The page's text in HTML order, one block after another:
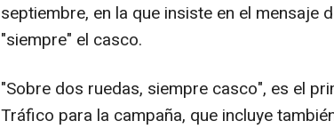
septiembre, en la que insiste en el mensaje
"siempre" el casco.
"Sobre dos ruedas, siempre casco", es el
Tráfico para la campaña, que incluye